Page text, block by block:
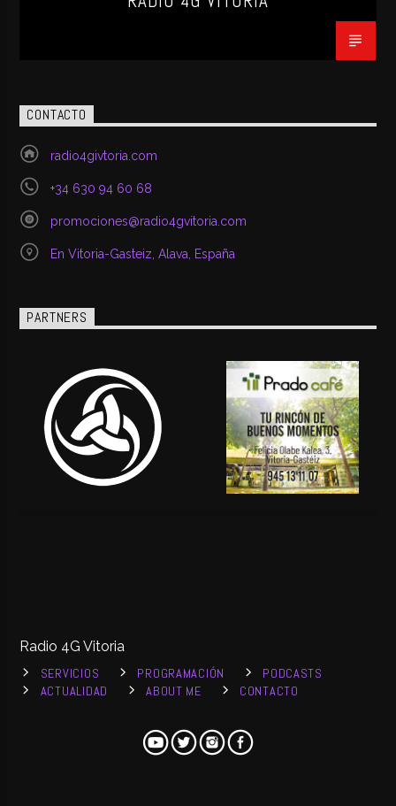
CONTACTO
radio4givtoria.com
+34 630 94 60 68
promociones@radio4gvitoria.com
En Vitoria-Gasteiz, Alava, España
PARTNERS
Radio 4G Vitoria
SERVICIOS PROGRAMACIÓN
PODCASTS
ACTUALIDAD
ABOUT ME CONTACTO